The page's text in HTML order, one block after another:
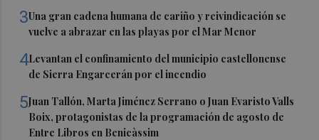
3Una gran cadena humana de cariño y reivindicación se
vuelve a abrazar en las playas por el Mar Menor
4Levantan el confinamiento del municipio castellonense
de Sierra Engarcerán por el incendio
5Juan Tallón, Marta Jiménez Serrano o Juan Evaristo Valls
Boix, protagonistas de la programación de agosto de
Entre Libros en Benicàssim